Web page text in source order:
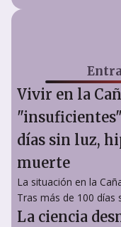
Vivir en la
días sin luz,
muerte
La situación en la
Tras más de 100 días
La ciencia